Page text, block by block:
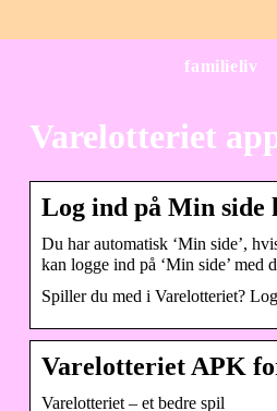
familieliv
Varelotteriet
Log ind på Min side
Du har automatisk ‘Min side’,
kan logge ind på ‘Min side’ med
Spiller du med i Varelotteriet?
Varelotteriet APK
Varelotteriet – et bedre spil